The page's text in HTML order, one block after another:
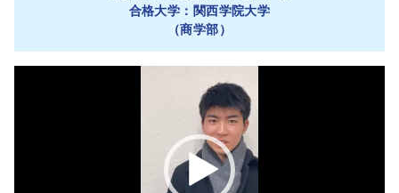
合格大学：関西学院大学
（商学部）